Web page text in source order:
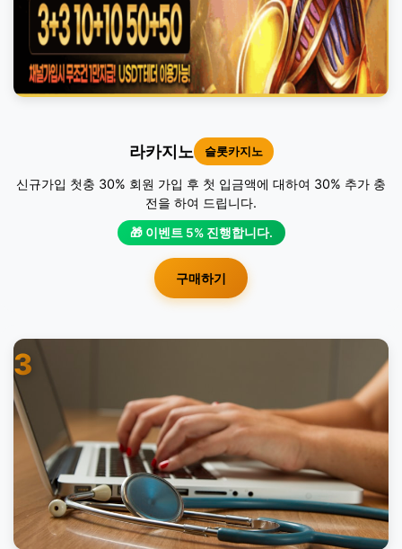
라카지노 슬롯카지노
신규가입 첫충 30% 회원 가입 후 첫 입금액에 대하여 30% 추가 충
전을 하여 드립니다.
🎁 이벤트 5% 진행합니다.
구매하기
3